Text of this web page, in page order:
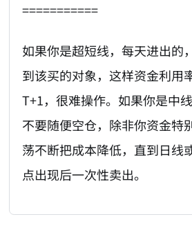
===========
如果你是超短线，每天进出的
到该买的对象，这样资金利用
T+1，很难操作。如果你是中
不要随便空仓，除非你资金特
荡不断把成本降低，直到日线
点出现后一次性卖出。